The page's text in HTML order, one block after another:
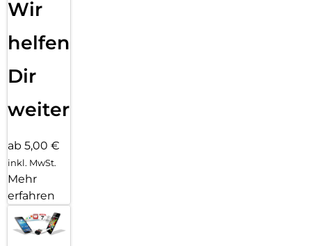
Wir
helfen
Dir
weiter
ab 5,00 €
inkl. MwSt.
Mehr
erfahren